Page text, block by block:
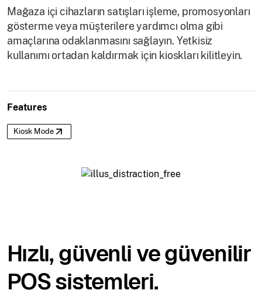
Mağaza içi cihazların satışları işleme, promosyonları
gösterme veya müşterilere yardımcı olma gibi
amaçlarına odaklanmasını sağlayın. Yetkisiz
kullanımı ortadan kaldırmak için kioskları kilitleyin.
Features
Kiosk Mode
Hızlı, güvenli ve güvenilir
POS sistemleri.